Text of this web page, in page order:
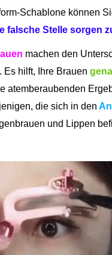
Schablone können
falsche Stelle sorgen
machen den
Es hilft, Ihre Brauen
atemberaubenden
die sich in den
und Lippen